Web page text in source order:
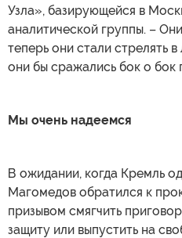
Узла», базирующейся в
аналитической группы. –
теперь они стали стрелять
они бы сражались бок о бок
Мы очень надеемся
В ожидании, когда Кремль
Магомедов обратился к
призывом смягчить
защиту или выпустить на